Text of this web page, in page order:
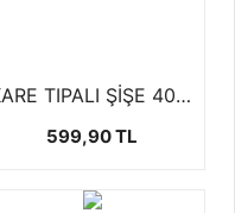
KARE TIPALI ŞİŞE 40CC
599,90 TL